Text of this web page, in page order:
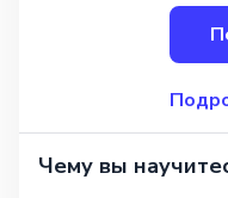
в
Чему вы